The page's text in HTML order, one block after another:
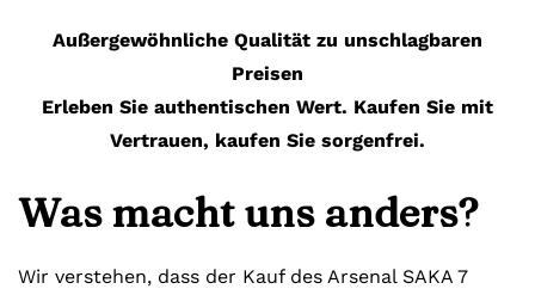
Außergewöhnliche Qualität zu unschlagbaren
Preisen
Erleben Sie authentischen Wert. Kaufen Sie mit
Vertrauen, kaufen Sie sorgenfrei.
Was macht uns anders?
Wir verstehen, dass der Kauf des Arsenal SAKA 7